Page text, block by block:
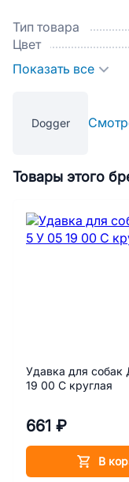
Тип товара
Цвет
Показать все
Dogger
Товары этого
Удавка для собак
19 00 С круглая
661 ₽
В